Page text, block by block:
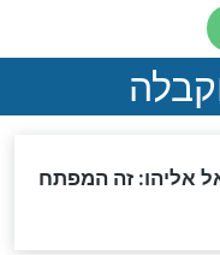
אפיקורסות
מאוד של
יהיה